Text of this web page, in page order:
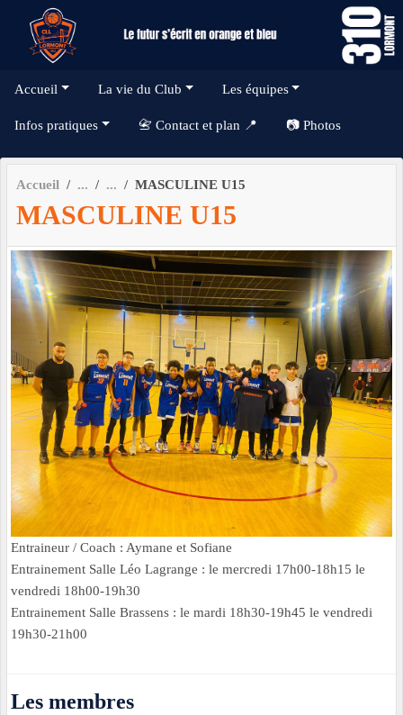
Accueil La vie du Club Les équipes
Infos pratiques 📇 Contact et plan 📍 📷 Photos
Accueil MASCULINE U15
MASCULINE U15
Entraineur / Coach : Aymane et Sofiane
Entrainement Salle Léo Lagrange : le mercredi 17h00-18h15 le
vendredi 18h00-19h30
Entrainement Salle Brassens : le mardi 18h30-19h45 le vendredi
19h30-21h00
Les membres
Panneau de gestion des cookies